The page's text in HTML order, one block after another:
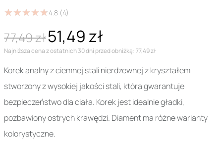
★★★★★
★★★★★4.8 (4)
77,49 zł51,49 zł
Najniższa cena z ostatnich 30 dni przed obniżką: 77,49 zł
Korek analny z ciemnej stali nierdzewnej z kryształem
stworzony z wysokiej jakości stali, która gwarantuje
bezpieczeństwo dla ciała. Korek jest idealnie gładki,
pozbawiony ostrych krawędzi. Diament ma różne warianty
kolorystyczne.